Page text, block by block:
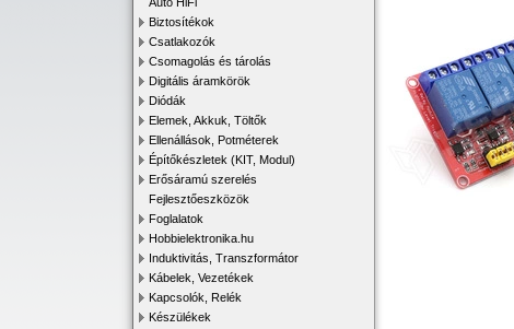
Biztosítékok
Csatlakozók
Csomagolás és tárolás
Digitális áramkörök
Diódák
Elemek, Akkuk, Töltők
Ellenállások, Potméterek
Építőkészletek (KIT, Modul)
Erősáramú szerelés
Fejlesztőeszközök
Foglalatok
Hobbielektronika.hu
Induktivitás, Transzformátor
Kábelek, Vezetékek
Kapcsolók, Relék
Készülékek